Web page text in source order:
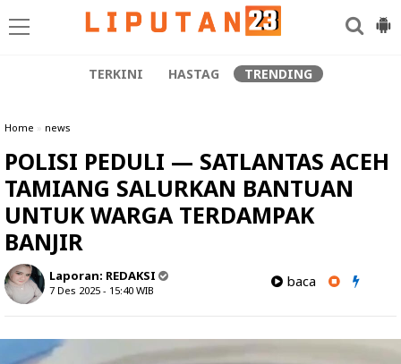
TERKINI HASTAG TRENDING
Home » news
POLISI PEDULI — SATLANTAS ACEH
TAMIANG SALURKAN BANTUAN
UNTUK WARGA TERDAMPAK
BANJIR
Laporan: REDAKSI
7 Des 2025 - 15:40 WIB
baca